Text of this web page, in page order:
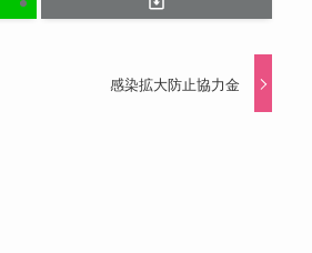
感染拡大防止協力金